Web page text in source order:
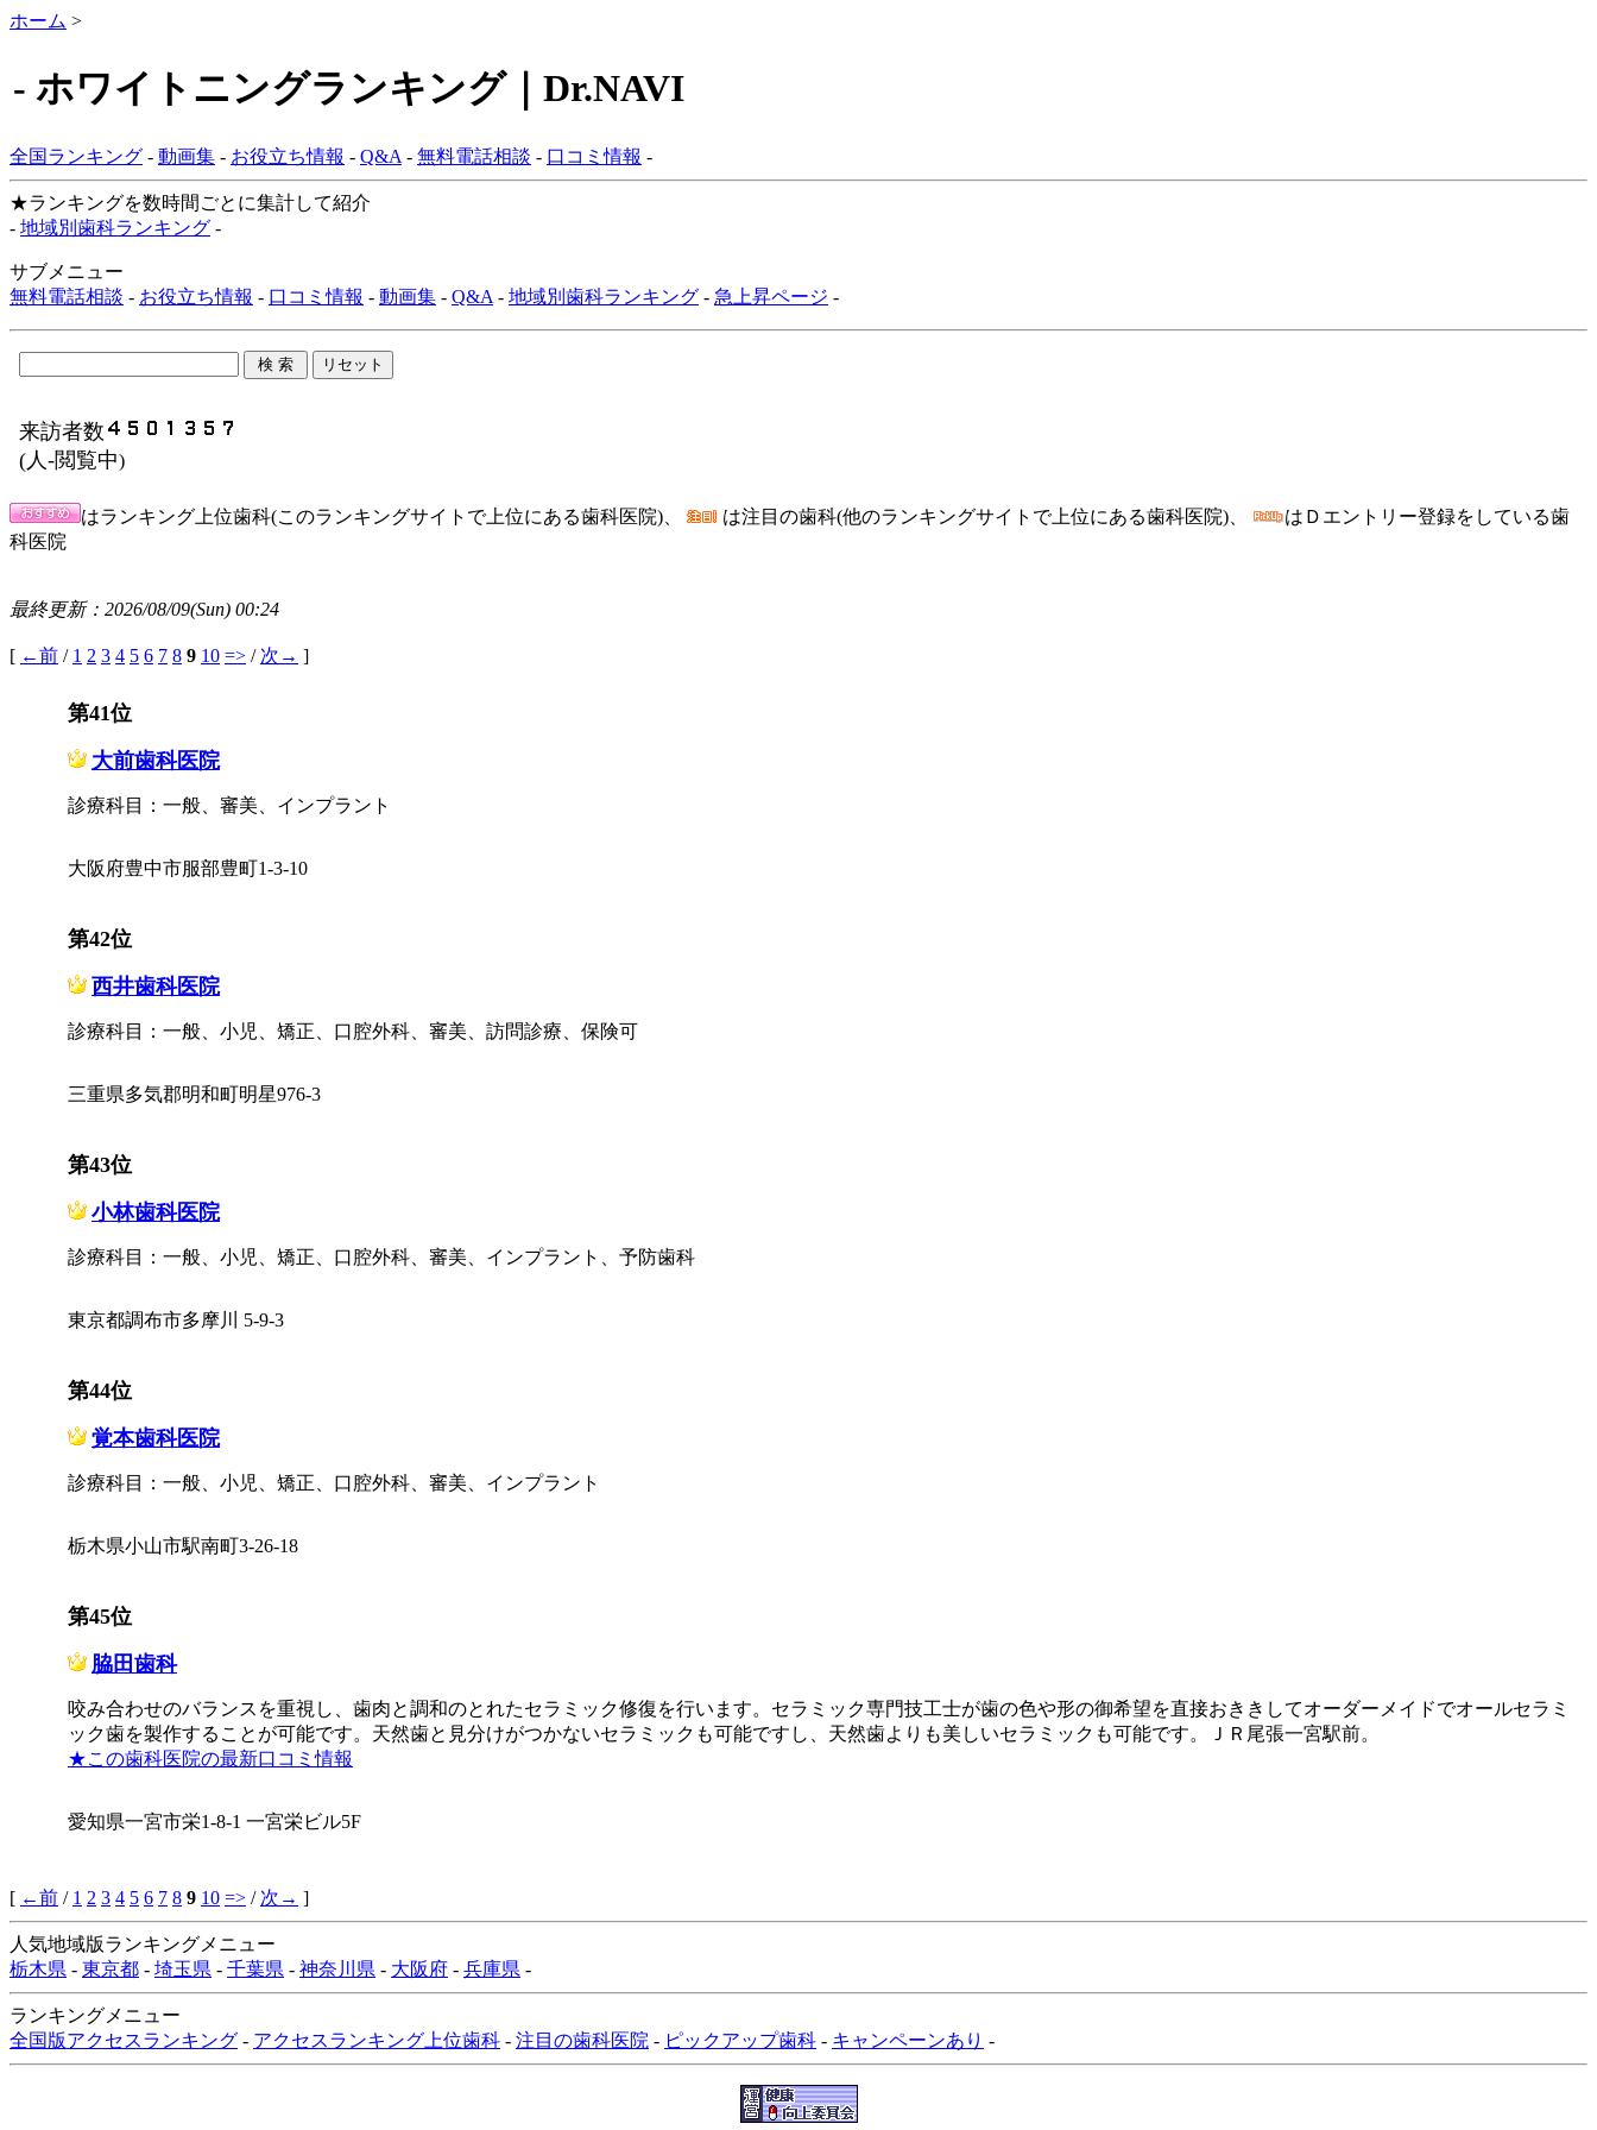
ホーム >
- ホワイトニングランキング｜Dr.NAVI
全国ランキング - 動画集 - お役立ち情報 - Q&A - 無料電話相談 - 口コミ情報 -
★ランキングを数時間ごとに集計して紹介
- 地域別歯科ランキング -
サブメニュー
無料電話相談 - お役立ち情報 - 口コミ情報 - 動画集 - Q&A - 地域別歯科ランキング - 急上昇ページ -
来訪者数
(人-閲覧中)
はランキング上位歯科(このランキングサイトで上位にある歯科医院)、 は注目の歯科(他のランキングサイトで上位にある歯科医院)、
はＤエントリー登録をしている歯
科医院
最終更新：2026/08/09(Sun) 00:24
[ ←前 / 1 2 3 4 5 6 7 8 9 10 => / 次→ ]
第41位
大前歯科医院
診療科目：一般、審美、インプラント
大阪府豊中市服部豊町1-3-10
第42位
西井歯科医院
診療科目：一般、小児、矯正、口腔外科、審美、訪問診療、保険可
三重県多気郡明和町明星976-3
第43位
小林歯科医院
診療科目：一般、小児、矯正、口腔外科、審美、インプラント、予防歯科
東京都調布市多摩川 5-9-3
第44位
覚本歯科医院
診療科目：一般、小児、矯正、口腔外科、審美、インプラント
栃木県小山市駅南町3-26-18
第45位
脇田歯科
咬み合わせのバランスを重視し、歯肉と調和のとれたセラミック修復を行います。セラミック専門技工士が歯の色や形の御希望を直接おききしてオーダーメイドでオールセラミ
ック歯を製作することが可能です。天然歯と見分けがつかないセラミックも可能ですし、天然歯よりも美しいセラミックも可能です。ＪＲ尾張一宮駅前。
★この歯科医院の最新口コミ情報
愛知県一宮市栄1-8-1 一宮栄ビル5F
[ ←前 / 1 2 3 4 5 6 7 8 9 10 => / 次→ ]
人気地域版ランキングメニュー
栃木県 - 東京都 - 埼玉県 - 千葉県 - 神奈川県 - 大阪府 - 兵庫県 -
ランキングメニュー
全国版アクセスランキング - アクセスランキング上位歯科 - 注目の歯科医院 - ピックアップ歯科 - キャンペーンあり -